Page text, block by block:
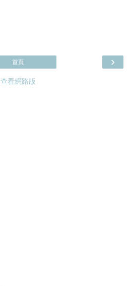
›
首頁
查看網路版